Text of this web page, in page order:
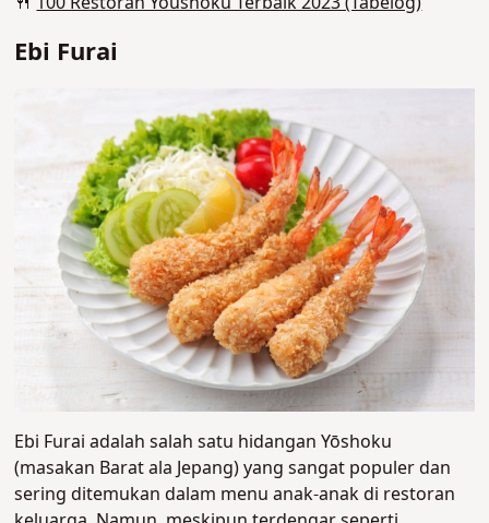
Ebi Furai
Ebi Furai adalah salah satu hidangan Yōshoku
(masakan Barat ala Jepang) yang sangat populer dan
sering ditemukan dalam menu anak-anak di restoran